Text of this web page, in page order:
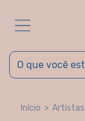
Início > Artistas